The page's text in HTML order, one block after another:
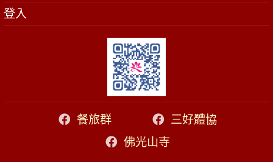
登入
餐旅群
三好體協
佛光山寺